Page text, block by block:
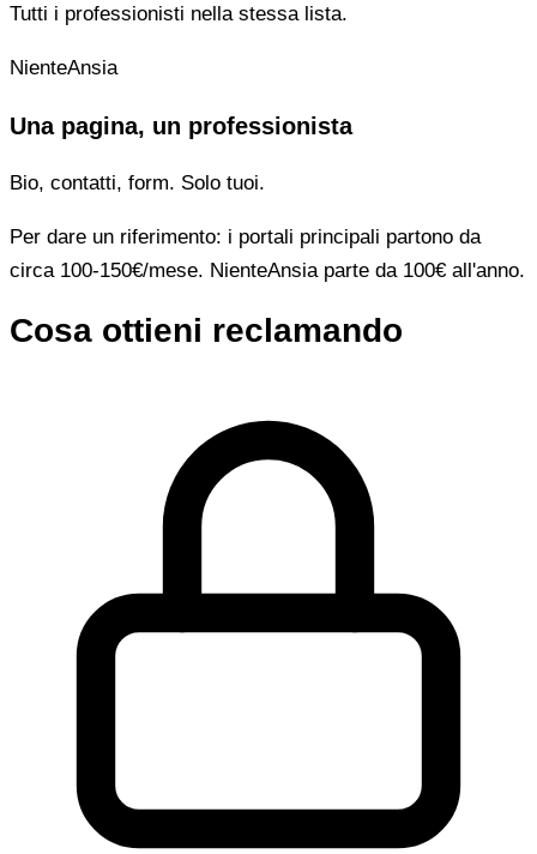
Tutti i professionisti nella stessa lista.
NienteAnsia
Una pagina, un professionista
Bio, contatti, form. Solo tuoi.
Per dare un riferimento: i portali principali partono da
circa 100-150€/mese. NienteAnsia parte da 100€ all'anno.
Cosa ottieni reclamando